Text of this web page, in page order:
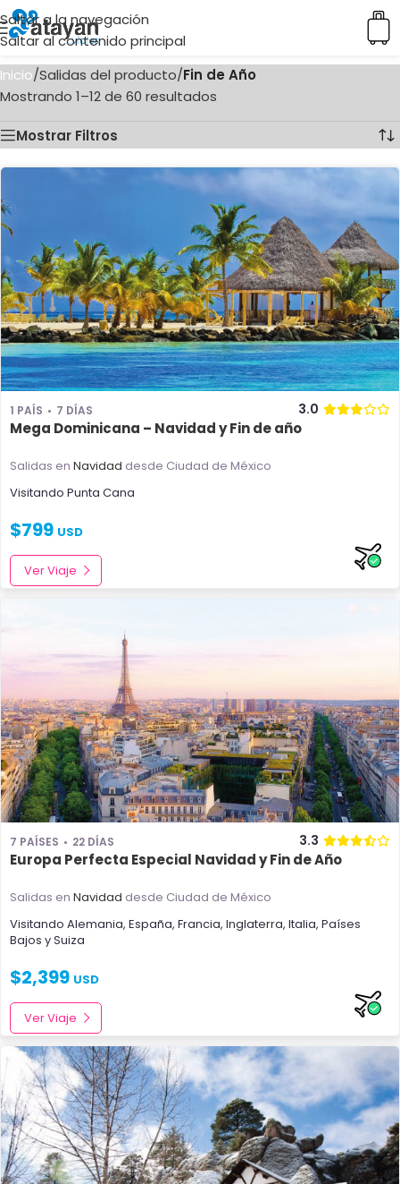
Saltar a la navegación
Saltar al contenido principal
Inicio/Salidas del producto/Fin de Año
Mostrando 1–12 de 60 resultados
Mostrar Filtros
1 PAÍS 7 DÍAS 3.0
Mega Dominicana – Navidad y Fin de año
Salidas en Navidad desde Ciudad de México
Visitando Punta Cana
$799 USD
Ver Viaje
7 PAÍSES 22 DÍAS 3.3
Europa Perfecta Especial Navidad y Fin de Año
Salidas en Navidad desde Ciudad de México
Visitando Alemania, España, Francia, Inglaterra, Italia, Países
Bajos ySuiza
$2,399 USD
Ver Viaje